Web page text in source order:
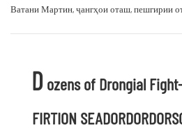
Ватани Мартин, ҷангҳои оташ, пешгирии
D ozens of Drongial
FIRTION